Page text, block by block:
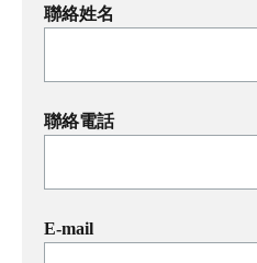
聯絡姓名
聯絡電話
E-mail